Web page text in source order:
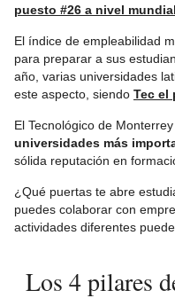
puesto #26 a nivel mundial
El índice de empleabilidad
para preparar a sus
año, varias universidades
este aspecto, siendo Tec el
El Tecnológico de
universidades más
sólida reputación en
¿Qué puertas te abre
puedes colaborar con
actividades diferentes
Los 4 pilares